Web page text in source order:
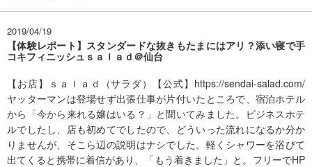
2019/04/19
【体験レポート】スタンダードな抜きもたまにはアリ？添い寝で手
コキフィニッシュｓａｌａｄ＠仙台
【お店】ｓａｌａｄ（サラダ）【公式】https://sendai-salad.com/
ヤッターマンは登場せず出張仕事が片付いたところで、宿泊ホテル
から「今から来れる嬢はいる？」と聞いてみました。ビジネスホテ
ルでしたし、店も初めてでしたので、どういった流れになるか分か
りませんが、そこら辺の説明はナシでした。軽くシャワーを浴びて
出てくると携帯に着信があり、「もう着きました」と。フリーでHP